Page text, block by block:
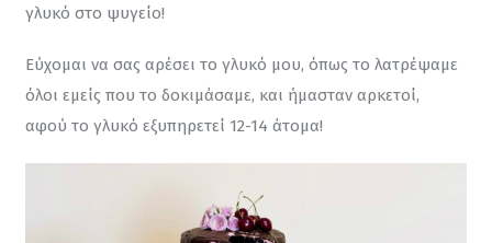
γλυκό στο ψυγείο!
Εύχομαι να σας αρέσει το γλυκό μου, όπως το λατρέψαμε
όλοι εμείς που το δοκιμάσαμε, και ήμασταν αρκετοί,
αφού το γλυκό εξυπηρετεί 12-14 άτομα!